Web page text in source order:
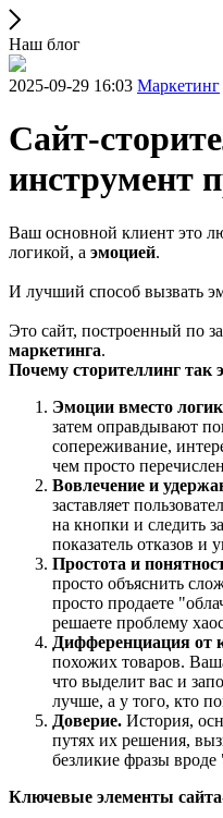
Наш блог
2025-09-29 16:03 Маркетинг
Сайт-
инструмент
Ваш основной клиент это
логикой, а эмоцией.
И лучший способ вызвать
Это сайт, построенный по
маркетинга.
Почему сторителлинг так
Эмоции вместо
затем оправдывают
сопереживание,
чем просто
Вовлечение и
заставляет
на кнопки и следить
показатель отказов и
Простота и
просто объяснить
просто продаете
решаете проблему
Дифференциация от
похожих товаров.
что выделит вас и
лучше, а у того, кто
Доверие. История,
путях их решения,
безликие фразы
Ключевые элементы